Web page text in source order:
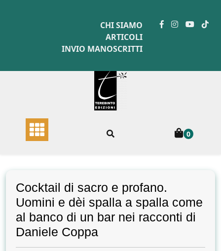
CHI SIAMO
ARTICOLI
INVIO MANOSCRITTI
0
Cocktail di sacro e profano.
Uomini e dèi spalla a spalla come
al banco di un bar nei racconti di
Daniele Coppa